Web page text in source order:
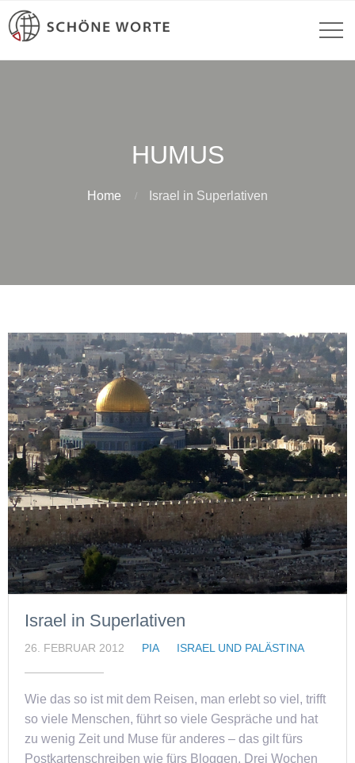
HUMUS
Home Israel in Superlativen
Israel in Superlativen
26. FEBRUAR 2012 PIA ISRAEL UND PALÄSTINA
Wie das so ist mit dem Reisen, man erlebt so viel, trifft
so viele Menschen, führt so viele Gespräche und hat
zu wenig Zeit und Muse für anderes – das gilt fürs
Postkartenschreiben wie fürs Bloggen. Drei Wochen